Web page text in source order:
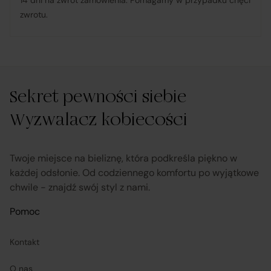
zwrotu.
Sekret pewności siebie
Wyzwalacz kobiecości
Twoje miejsce na bieliznę, która podkreśla piękno w
każdej odsłonie. Od codziennego komfortu po wyjątkowe
chwile - znajdź swój styl z nami.
Pomoc
Kontakt
O nas
lub zwrot środków Klientowi;
rozpatruje reklamacje dotyczące działania samej
Platformy oraz świadczonych przez siebie usług
obsługuje odstąpienie od umowy pośrednictwa;